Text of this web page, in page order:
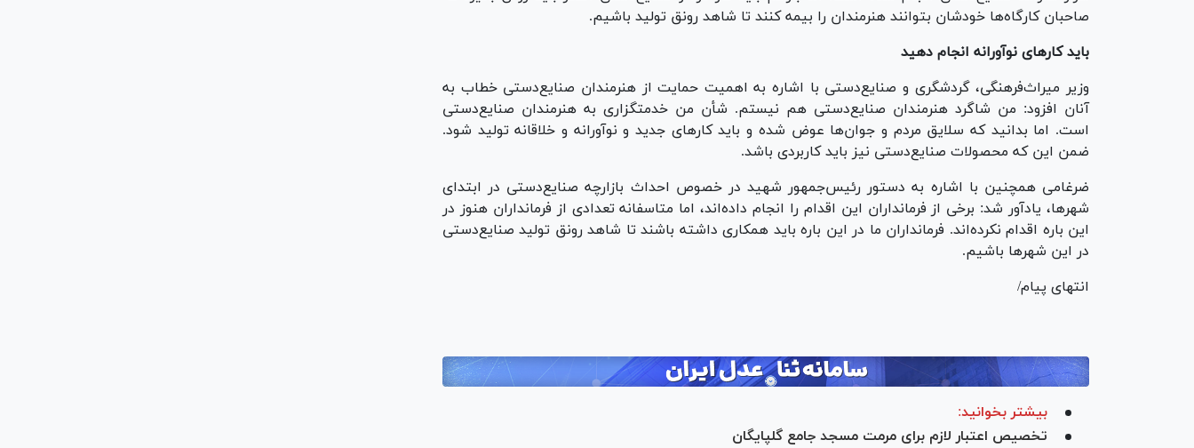
صاحبان کارگاه‌ها خودشان بتوانند هنرمندان را بیمه کنند تا شاهد رونق تولید باشیم.
باید کار‌های نوآورانه انجام دهید
وزیر میراث‌فرهنگی، گردشگری و صنایع‌دستی با اشاره به اهمیت حمایت از هنرمندان صنایع‌دستی خطاب به
آنان افزود: من شاگرد هنرمندان صنایع‌دستی هم نیستم. شأن من خدمتگزاری به هنرمندان صنایع‌دستی
است. اما بدانید که سلایق مردم و جوان‌ها عوض شده و باید کار‌های جدید و نوآورانه و خلاقانه تولید شود.
ضمن این که محصولات صنایع‌دستی نیز باید کاربردی باشد.
ضرغامی همچنین با اشاره به دستور رئیس‌جمهور شهید در خصوص احداث بازارچه صنایع‌دستی در ابتدای
شهرها، یادآور شد: برخی از فرمانداران این اقدام را انجام داده‌اند، اما متاسفانه تعدادی از فرمانداران هنوز در
این باره اقدام نکرده‌اند. فرمانداران ما در این باره باید همکاری داشته باشند تا شاهد رونق تولید صنایع‌دستی
در این شهر‌ها باشیم.
انتهای پیام/
بیشتر بخوانید:
تخصیص اعتبار لازم برای مرمت مسجد جامع گلپایگان